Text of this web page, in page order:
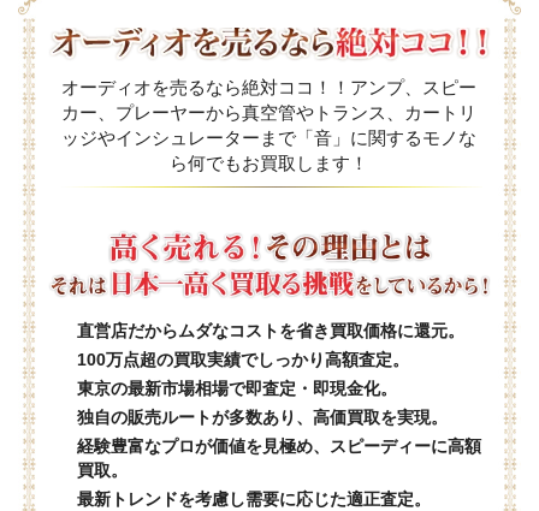
オーディオを売るなら絶対ココ！！アンプ、スピー
カー、プレーヤーから真空管やトランス、カートリ
ッジやインシュレーターまで「音」に関するモノな
ら何でもお買取します！
直営店だからムダなコストを省き買取価格に還元。
100万点超の買取実績でしっかり高額査定。
東京の最新市場相場で即査定・即現金化。
独自の販売ルートが多数あり、高価買取を実現。
経験豊富なプロが価値を見極め、スピーディーに高額
買取。
最新トレンドを考慮し需要に応じた適正査定。